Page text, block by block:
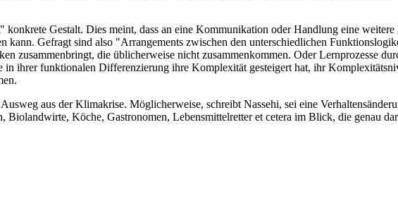
Gestalt. Dies meint, dass an eine Kommunikation oder Handlung eine
kann. Gefragt sind also "Arrangements zwischen den unterschiedlichen
zusammenbringt, die üblicherweise nicht zusammenkommen. Oder Lernprozesse
in ihrer funktionalen Differenzierung ihre Komplexität gesteigert hat, ihr
aus der Klimakrise. Möglicherweise, schreibt Nassehi, sei eine
Köche, Gastronomen, Lebensmittelretter et cetera im Blick, die genau